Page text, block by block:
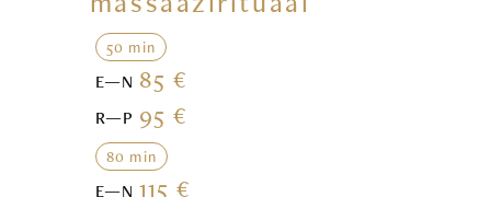
50 min
E—N 85 €
R—P 95 €
80 min
E—N115 €